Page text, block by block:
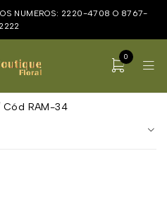
NUMEROS: 2220-4708 O 8767-
2222
0
Cód RAM-34